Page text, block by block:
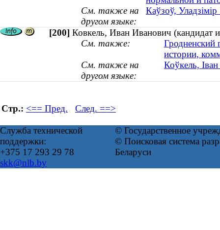
См. также на
другом языке:
Каўзоў,
[200] Ковкель, Иван Иванович (кандидат
См. также:
Гродненский
истории,
См. также на
другом языке:
Коўкель,
Стр.: <== Пред. След. ==>
Служба технической
поддержки:
+375 17 293 29 78
skk@nlb.by
© Государственное
© Поисковая система
Беларуси